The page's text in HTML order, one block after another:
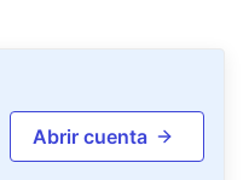
Abrir cuenta